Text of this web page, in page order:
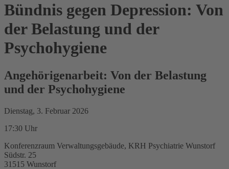
Bündnis gegen Depression: Von
der Belastung und der
Psychohygiene
Angehörigenarbeit: Von der Belastung
und der Psychohygiene
Dienstag, 3. Februar 2026
17:30 Uhr
Konferenzraum Verwaltungsgebäude, KRH Psychiatrie Wunstorf
Südstr. 25
31515 Wunstorf